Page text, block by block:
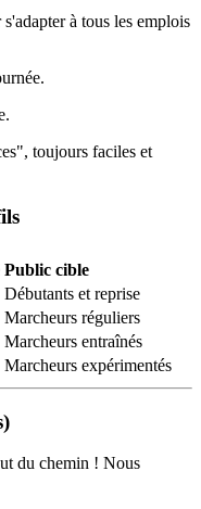
à tous les emplois
toujours faciles et
Public cible
Débutants et reprise
Marcheurs réguliers
Marcheurs entraînés
Marcheurs expérimentés
du chemin ! Nous